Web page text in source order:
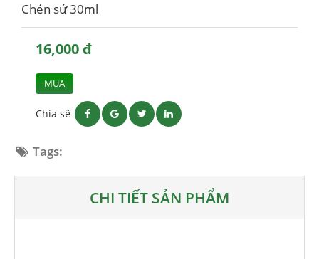
Chén sứ 30ml
16,000 đ
MUA
Chia sẽ
Tags:
CHI TIẾT SẢN PHẨM